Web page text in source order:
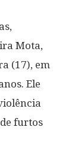
Mota,
(17), em
Ele
furtos